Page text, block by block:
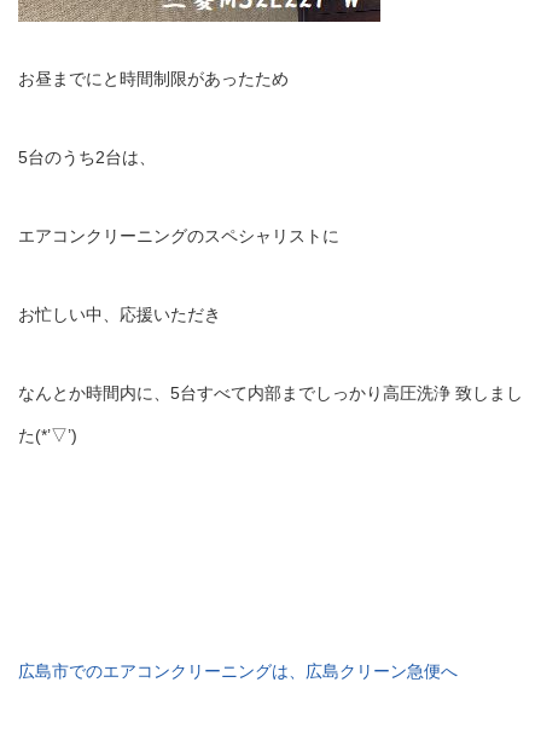
お昼までにと時間制限があったため
5台のうち2台は、
エアコンクリーニングのスペシャリストに
お忙しい中、応援いただき
なんとか時間内に、5台すべて内部までしっかり高圧洗浄 致しまし
た(*’▽’)
広島市でのエアコンクリーニングは、広島クリーン急便へ